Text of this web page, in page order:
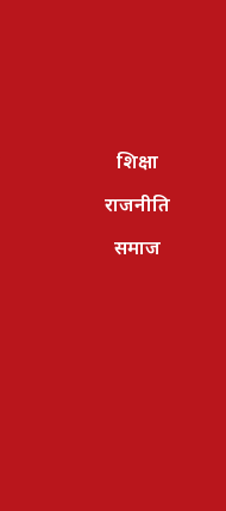
शिक्षा
राजनीति
समाज